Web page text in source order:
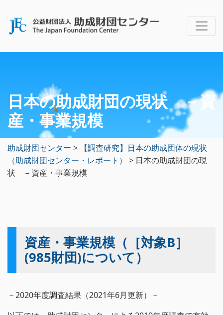
日本の助成財団の現状 －資
産・事業規模
助成財団センター >
【調査研究】日本の助成団体の現状
（助成財団センター・レポート）
> 日本の助成財団の現
状 －資産・事業規模
資産・事業規模（［対象B］
(985財団)について）
－2020年度調査結果（2021年6月更新）－